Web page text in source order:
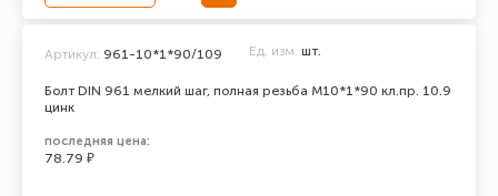
Болт DIN 961 мелкий шаг, полная резьба M10*1*90 кл.пр. 10.9
цинк
Артикул: 961-10*1*90/109 Ед. изм. шт.
последняя цена:
78.79 ₽